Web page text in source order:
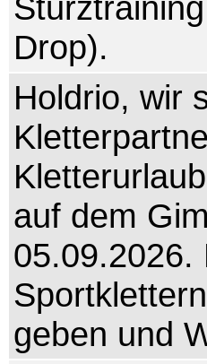
Drop).
Holdrio, wir
auf dem
05.09.2026.
geben und